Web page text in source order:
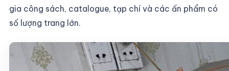
gia công sách, catalogue, tạp chí và các ấn phẩm có
số lượng trang lớn.